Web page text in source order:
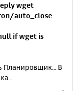
wget
auto_close
if wget is
Планировщик... В